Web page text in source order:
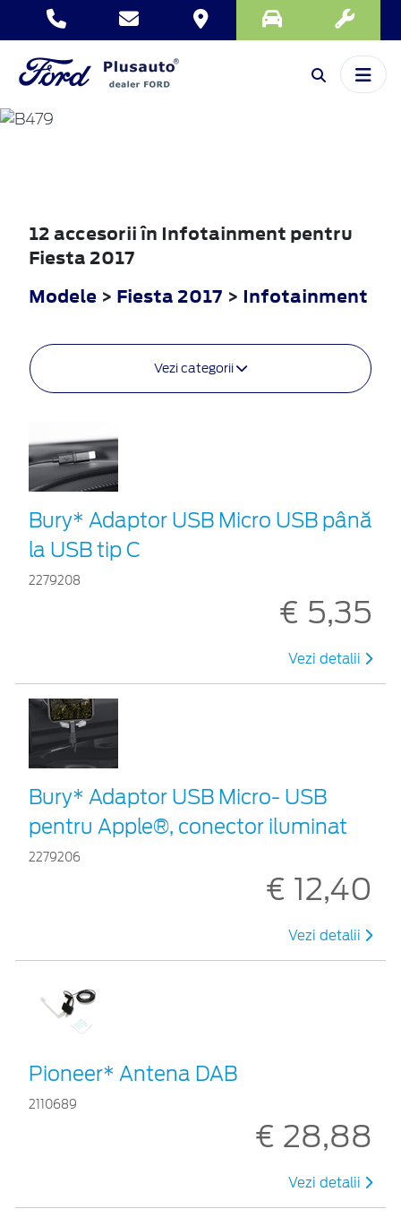
FIESTA
12 accesorii în Infotainment pentru
Fiesta 2017
Modele > Fiesta 2017 > Infotainment
Vezi categorii
Bury* Adaptor USB Micro USB până
la USB tip C
2279208
€ 5,35
Vezi detalii
Bury* Adaptor USB Micro- USB
pentru Apple®, conector iluminat
2279206
€ 12,40
Vezi detalii
Pioneer* Antena DAB
2110689
€ 28,88
Vezi detalii